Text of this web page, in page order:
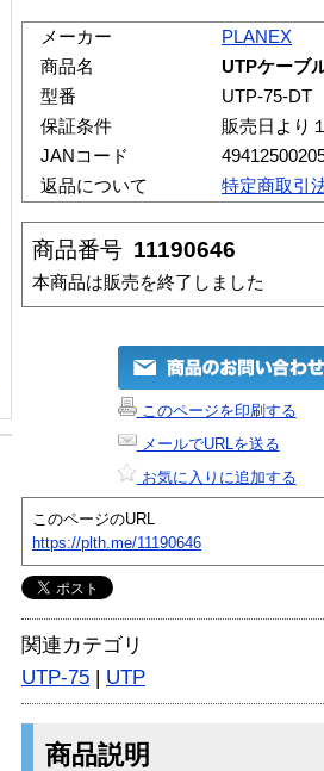
メーカー
PLANEX
商品名
UTPケーブ
型番
UTP-75-DT
保証条件
販売日より
JANコード
返品について
特定商取引
商品番号 11190646
本商品は販売を終了しました
このページを印刷する
メールでURLを送る
お気に入りに追加する
このページのURL
https://plth.me/11190646
関連カテゴリ
UTP-75 | UTP
商品説明